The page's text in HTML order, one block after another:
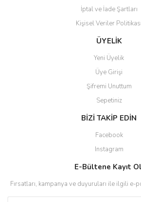
İptal ve İade Şartları
Kişisel Veriler Politikası
ÜYELİK
Yeni Üyelik
Üye Girişi
Şifremi Unuttum
Sepetiniz
BİZİ TAKİP EDİN
Facebook
Instagram
E-Bültene Kayıt
Fırsatları, kampanya ve duyuruları ile ilgili e-